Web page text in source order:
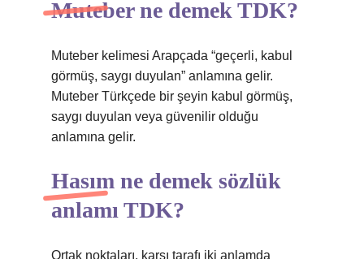
Muteber ne demek TDK?
Muteber kelimesi Arapçada “geçerli, kabul
görmüş, saygı duyulan” anlamına gelir.
Muteber Türkçede bir şeyin kabul görmüş,
saygı duyulan veya güvenilir olduğu
anlamına gelir.
Hasım ne demek sözlük
anlamı TDK?
Ortak noktaları, karşı tarafı iki anlamda